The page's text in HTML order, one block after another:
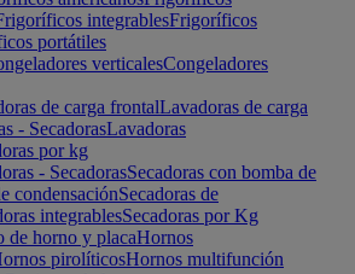
integrablesFrigoríficos
portátiles
verticalesCongeladores
de carga frontalLavadoras de carga
- SecadorasLavadoras
por kg
- SecadorasSecadoras con bomba de
condensaciónSecadoras de
integrablesSecadoras por Kg
de horno y placaHornos
pirolíticosHornos multifunción